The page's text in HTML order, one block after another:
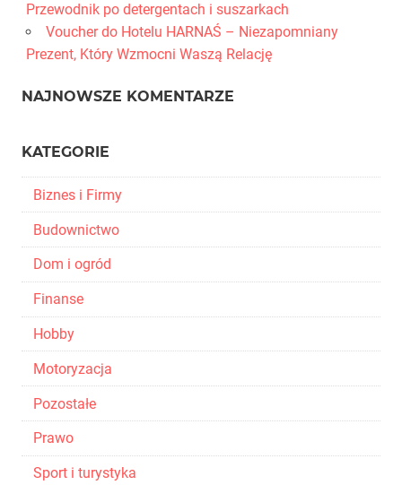
Przewodnik po detergentach i suszarkach
Voucher do Hotelu HARNAŚ – Niezapomniany
Prezent, Który Wzmocni Waszą Relację
NAJNOWSZE KOMENTARZE
KATEGORIE
Biznes i Firmy
Budownictwo
Dom i ogród
Finanse
Hobby
Motoryzacja
Pozostałe
Prawo
Sport i turystyka